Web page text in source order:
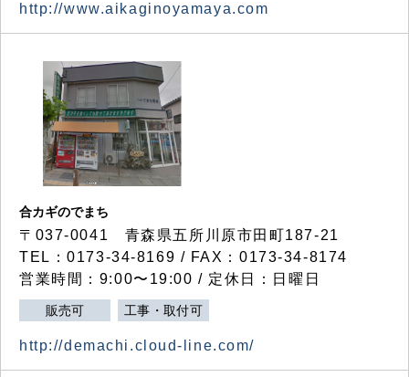
http://www.aikaginoyamaya.com
合カギのでまち
〒037-0041 青森県五所川原市田町187-21
TEL：0173-34-8169 / FAX：0173-34-8174
営業時間：9:00〜19:00 / 定休日：日曜日
販売可 工事・取付可
http://demachi.cloud-line.com/